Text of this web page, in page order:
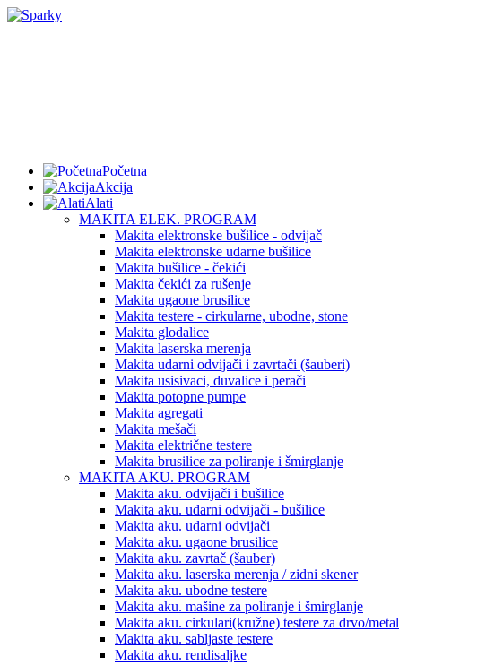
Početna
Akcija
Alati
MAKITA ELEK. PROGRAM
Makita elektronske bušilice - odvijač
Makita elektronske udarne bušilice
Makita bušilice - čekići
Makita čekići za rušenje
Makita ugaone brusilice
Makita testere - cirkularne, ubodne, stone
Makita glodalice
Makita laserska merenja
Makita udarni odvijači i zavrtači (šauberi)
Makita usisivaci, duvalice i perači
Makita potopne pumpe
Makita agregati
Makita mešači
Makita električne testere
Makita brusilice za poliranje i šmirglanje
MAKITA AKU. PROGRAM
Makita aku. odvijači i bušilice
Makita aku. udarni odvijači - bušilice
Makita aku. udarni odvijači
Makita aku. ugaone brusilice
Makita aku. zavrtač (šauber)
Makita aku. laserska merenja / zidni skener
Makita aku. ubodne testere
Makita aku. mašine za poliranje i šmirglanje
Makita aku. cirkulari(kružne) testere za drvo/metal
Makita aku. sabljaste testere
Makita aku. rendisaljke